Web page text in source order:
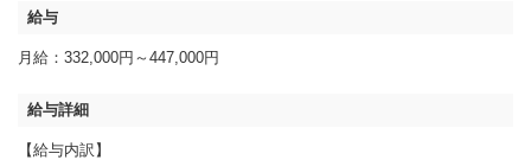
給与
月給：332,000円～447,000円
給与詳細
【給与内訳】